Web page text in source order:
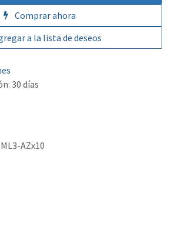
Comprar ahora
a la lista de deseos
30 días
ML3-AZx10